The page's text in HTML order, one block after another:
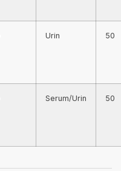
Urin 50
Serum/Urin 50